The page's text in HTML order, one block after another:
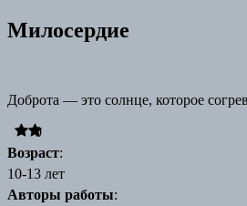
Close
Menu
Милосердие
Доброта — это солнце, которое
0
Возраст:
10-13 лет
Авторы работы: